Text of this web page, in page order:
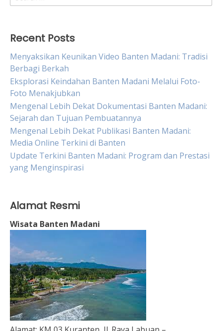
for:
Recent Posts
Menyaksikan Keunikan Video Banten Madani: Tradisi
Berbagi Berkah
Eksplorasi Keindahan Banten Madani Melalui Foto-
Foto Menakjubkan
Mengenal Lebih Dekat Dokumentasi Banten Madani:
Sejarah dan Tujuan Pembuatannya
Mengenal Lebih Dekat Publikasi Banten Madani:
Media Online Terkini di Banten
Update Terkini Banten Madani: Program dan Prestasi
yang Menginspirasi
Alamat Resmi
Wisata Banten Madani